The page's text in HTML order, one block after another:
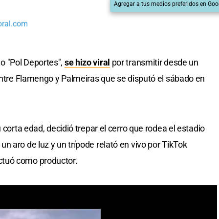
Agregar a tus medios preferidos en
"Pol Deportes", se hizo viral por transmitir desde un
Flamengo y Palmeiras que se disputó el sábado en
edad, decidió trepar el cerro que rodea el estadio
aro de luz y un trípode relató en vivo por TikTok
como productor.